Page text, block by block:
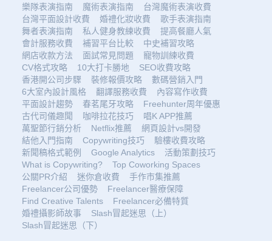
樂隊表演指南
魔術表演指南
台灣魔術表演收費
台灣平面設計收費
婚禮化妝收費
歌手表演指南
舞者表演指南
私人健身教練收費
提高餐廳人氣
會計服務收費
補習平台比較
中史補習攻略
網店收款方法
面試常見問題
寵物訓練收費
CV格式攻略
10大打卡勝地
SEO收費攻略
香港開公司步驟
裝修報價攻略
數碼營銷入門
6大室內設計風格
翻譯服務收費
內容寫作收費
平面設計趨勢
春茗尾牙攻略
Freehunter周年優惠
古代司儀趣聞
咖啡拉花技巧
唱K APP推薦
萬聖節行銷分析
Netflix推薦
網頁設計vs開發
結他入門指南
Copywriting技巧
驗樓收費攻略
新聞稿格式範例
Google Analytics
活動策劃技巧
What is Copywriting?
Top Coworking Spaces
公關PR介紹
迷你倉收費
手作市集推薦
Freelancer公司優勢
Freelancer醫療保障
Find Creative Talents
Freelancer必備特質
婚禮攝影師故事
Slash冒起迷思（上）
Slash冒起迷思（下）